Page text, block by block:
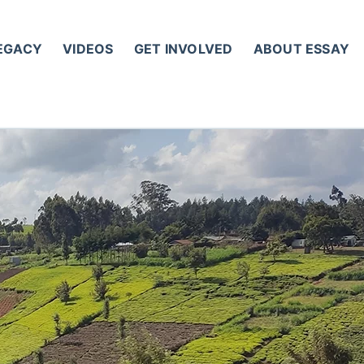
VIDEOS GET INVOLVED ABOUT ESSAY